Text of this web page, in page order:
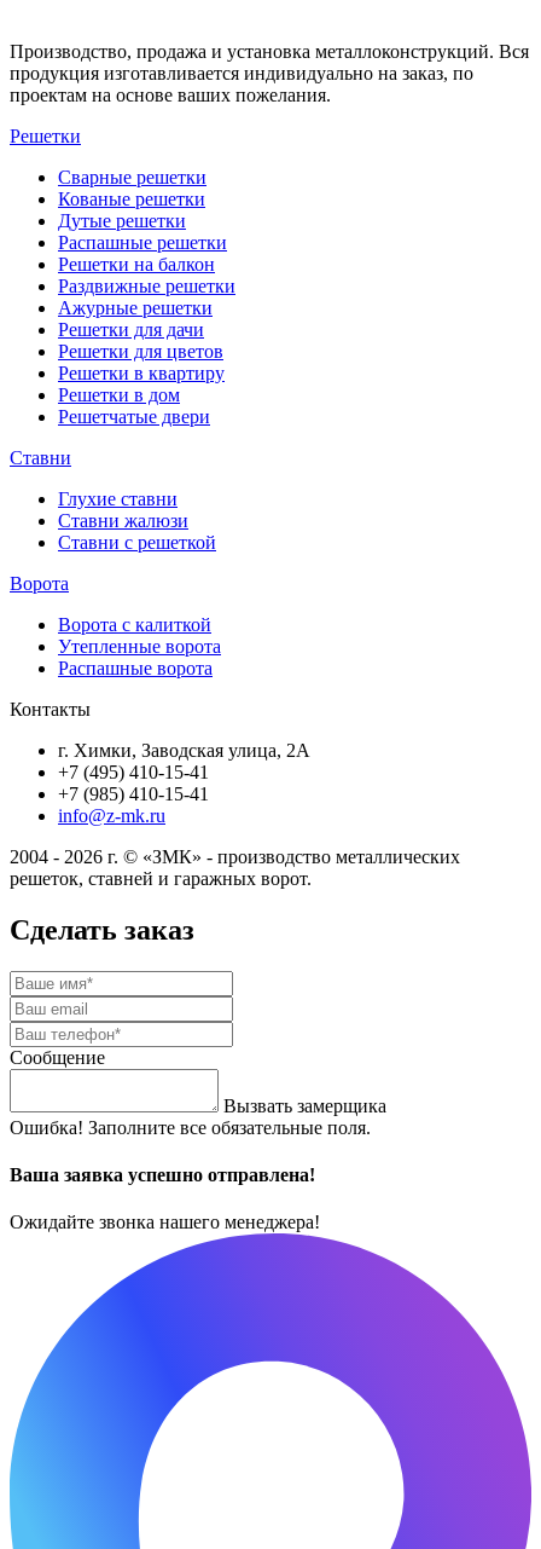
Производство, продажа и установка металлоконструкций. Вся
продукция изготавливается индивидуально на заказ, по
проектам на основе ваших пожелания.
Решетки
Сварные решетки
Кованые решетки
Дутые решетки
Распашные решетки
Решетки на балкон
Раздвижные решетки
Ажурные решетки
Решетки для дачи
Решетки для цветов
Решетки в квартиру
Решетки в дом
Решетчатые двери
Ставни
Глухие ставни
Ставни жалюзи
Ставни с решеткой
Ворота
Ворота с калиткой
Утепленные ворота
Распашные ворота
Контакты
г. Химки, Заводская улица, 2А
+7 (495) 410-15-41
+7 (985) 410-15-41
info@z-mk.ru
2004 - 2026 г. © «ЗМК» - производство металлических
решеток, ставней и гаражных ворот.
Сделать заказ
Сообщение
Вызвать замерщика
Ошибка! Заполните все обязательные поля.
Ваша заявка успешно отправлена!
Ожидайте звонка нашего менеджера!